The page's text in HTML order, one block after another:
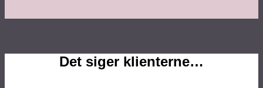
Det siger klienterne…